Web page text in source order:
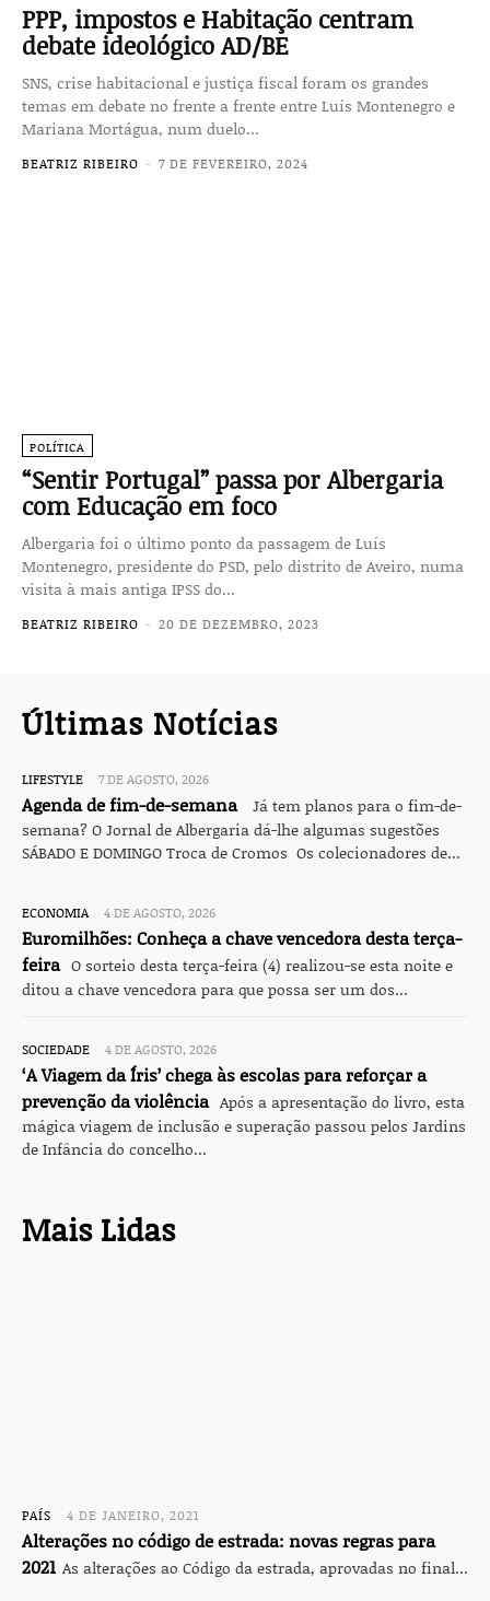
PPP, impostos e Habitação centram
debate ideológico AD/BE
SNS, crise habitacional e justiça fiscal foram os grandes
temas em debate no frente a frente entre Luís Montenegro e
Mariana Mortágua, num duelo...
BEATRIZ RIBEIRO - 7 DE FEVEREIRO, 2024
POLÍTICA
“Sentir Portugal” passa por Albergaria
com Educação em foco
Albergaria foi o último ponto da passagem de Luís
Montenegro, presidente do PSD, pelo distrito de Aveiro, numa
visita à mais antiga IPSS do...
BEATRIZ RIBEIRO - 20 DE DEZEMBRO, 2023
Últimas Notícias
LIFESTYLE 7 DE AGOSTO, 2026
Agenda de fim-de-semana
Já tem planos para o fim-de-
semana? O Jornal de Albergaria dá-lhe algumas sugestões
SÁBADO E DOMINGO Troca de Cromos Os colecionadores de...
ECONOMIA 4 DE AGOSTO, 2026
Euromilhões: Conheça a chave vencedora desta terça-
feira O sorteio desta terça-feira (4) realizou-se esta noite e
ditou a chave vencedora para que possa ser um dos...
SOCIEDADE 4 DE AGOSTO, 2026
‘A Viagem da Íris’ chega às escolas para reforçar a
prevenção da violência Após a apresentação do livro, esta
mágica viagem de inclusão e superação passou pelos Jardins
de Infância do concelho...
Mais Lidas
PAÍS 4 DE JANEIRO, 2021
Alterações no código de estrada: novas regras para
2021 As alterações ao Código da estrada, aprovadas no final...